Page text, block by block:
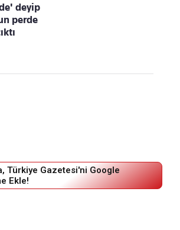
deyip
perde
Türkiye Gazetesi'ni Google
Ekle!